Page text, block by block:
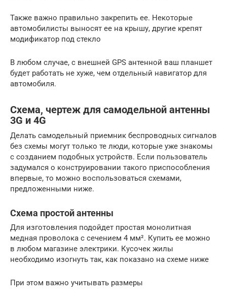
Также важно правильно закрепить ее. Некоторые
автомобилисты выносят ее на крышу, другие крепят
модификатор под стекло
В любом случае, с внешней GPS антенной ваш планшет
будет работать не хуже, чем отдельный навигатор для
автомобиля.
Схема, чертеж для самодельной антенны
3G и 4G
Делать самодельный приемник беспроводных сигналов
без схемы могут только те люди, которые уже знакомы
с созданием подобных устройств. Если пользователь
задумался о конструировании такого приспособления
впервые, то можно воспользоваться схемами,
предложенными ниже.
Схема простой антенны
Для изготовления подойдет простая монолитная
медная проволока с сечением 4 мм². Купить ее можно
в любом магазине электрики. Кусочек жилы
необходимо изогнуть так, как показано на схеме ниже
При этом важно учитывать размеры